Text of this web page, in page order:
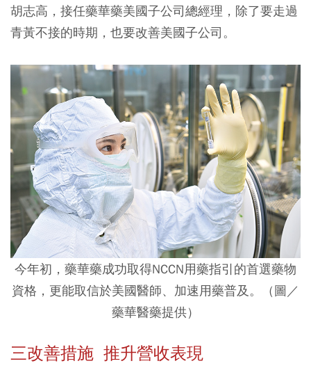
胡志高，接任藥華藥美國子公司總經理，除了要走過
青黃不接的時期，也要改善美國子公司。
今年初，藥華藥成功取得NCCN用藥指引的首選藥物
資格，更能取信於美國醫師、加速用藥普及。（圖／
藥華醫藥提供）
三改善措施 推升營收表現